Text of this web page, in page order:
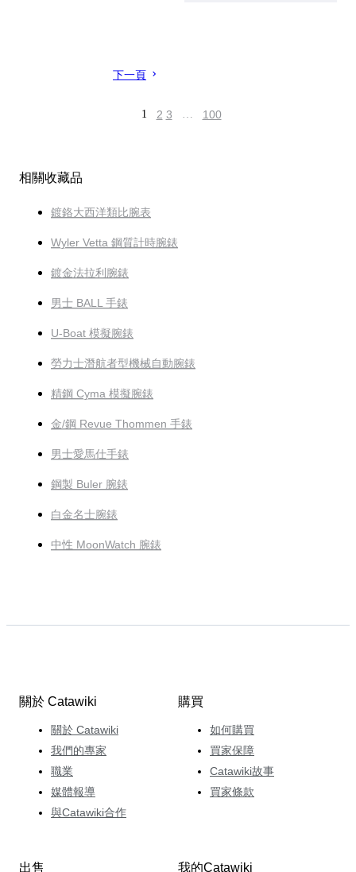
下一頁
1 2 3 … 100
相關收藏品
鍍鉻大西洋類比腕表
Wyler Vetta 鋼質計時腕錶
鍍金法拉利腕錶
男士 BALL 手錶
U-Boat 模擬腕錶
勞力士潛航者型機械自動腕錶
精鋼 Cyma 模擬腕錶
金/鋼 Revue Thommen 手錶
男士愛馬仕手錶
鋼製 Buler 腕錶
白金名士腕錶
中性 MoonWatch 腕錶
關於 Catawiki
關於 Catawiki
我們的專家
職業
媒體報導
與Catawiki合作
購買
如何購買
買家保障
Catawiki故事
買家條款
出售 我的Catawiki